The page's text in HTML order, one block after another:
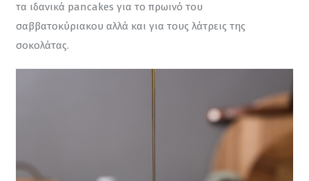
τα ιδανικά pancakes για το πρωινό του
σαββατοκύριακου αλλά και για τους λάτρεις της
σοκολάτας.